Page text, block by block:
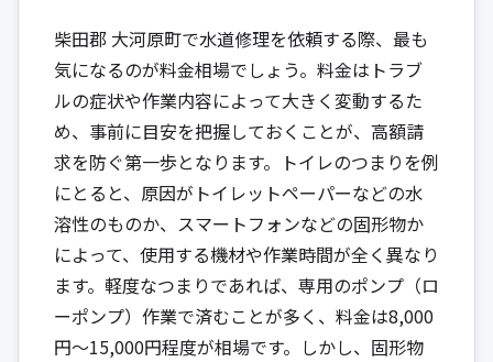
柴田郡 大河原町で水道修理を依頼する際、最も
気になるのが料金相場でしょう。料金はトラブ
ルの症状や作業内容によって大きく変動するた
め、事前に目安を把握しておくことが、高額請
求を防ぐ第一歩となります。トイレのつまりを例
にとると、原因がトイレットペーパーなどの水
溶性のものか、スマートフォンなどの固形物か
によって、使用する機材や作業時間が全く異なり
ます。軽度なつまりであれば、専用のポンプ（ロ
ーポンプ）作業で済むことが多く、料金は8,000
円〜15,000円程度が相場です。しかし、固形物